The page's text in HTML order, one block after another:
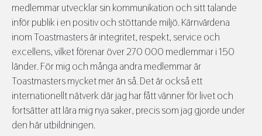
medlemmar utvecklar sin kommunikation och sitt talande
inför publik i en positiv och stöttande miljö. Kärnvärdena
inom Toastmasters är integritet, respekt, service och
excellens, vilket förenar över 270 000 medlemmar i 150
länder. För mig och många andra medlemmar är
Toastmasters mycket mer än så. Det är också ett
internationellt nätverk där jag har fått vänner för livet och
fortsätter att lära mig nya saker, precis som jag gjorde under
den här utbildningen.